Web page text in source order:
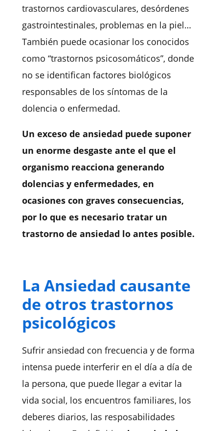
trastornos cardiovasculares, desórdenes
gastrointestinales, problemas en la piel…
También puede ocasionar los conocidos
como “trastornos psicosomáticos”, donde
no se identifican factores biológicos
responsables de los síntomas de la
dolencia o enfermedad.
Un exceso de ansiedad puede suponer
un enorme desgaste ante el que el
organismo reacciona generando
dolencias y enfermedades, en
ocasiones con graves consecuencias,
por lo que es necesario tratar un
trastorno de ansiedad lo antes posible.
La Ansiedad causante
de otros trastornos
psicológicos
Sufrir ansiedad con frecuencia y de forma
intensa puede interferir en el día a día de
la persona, que puede llegar a evitar la
vida social, los encuentros familiares, los
deberes diarios, las resposabilidades